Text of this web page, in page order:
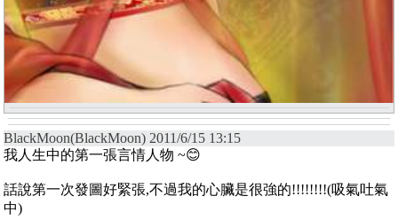
BlackMoon(BlackMoon) 2011/6/15 13:15
我人生中的第一張言情人物 ~😊
話說第一次發圖好緊張,不過我的心臟是很強的!!!!!!!!(吸氣吐氣
中)